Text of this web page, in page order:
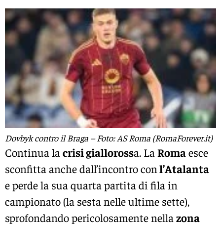
Dovbyk contro il Braga – Foto: AS Roma (RomaForever.it)
Continua la crisi giallorossa. La Romaesce
sconfitta anche dall’incontro conl’Atalanta
e perde la sua quarta partita di fila in
campionato (la sesta nelle ultime sette),
sprofondando pericolosamente nella zona